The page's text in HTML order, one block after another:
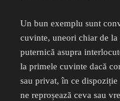
Un bun exemplu sunt
cuvinte, uneori chiar de
puternică asupra
la primele cuvinte dacă
sau privat, în ce
ne reproșează ceva sau